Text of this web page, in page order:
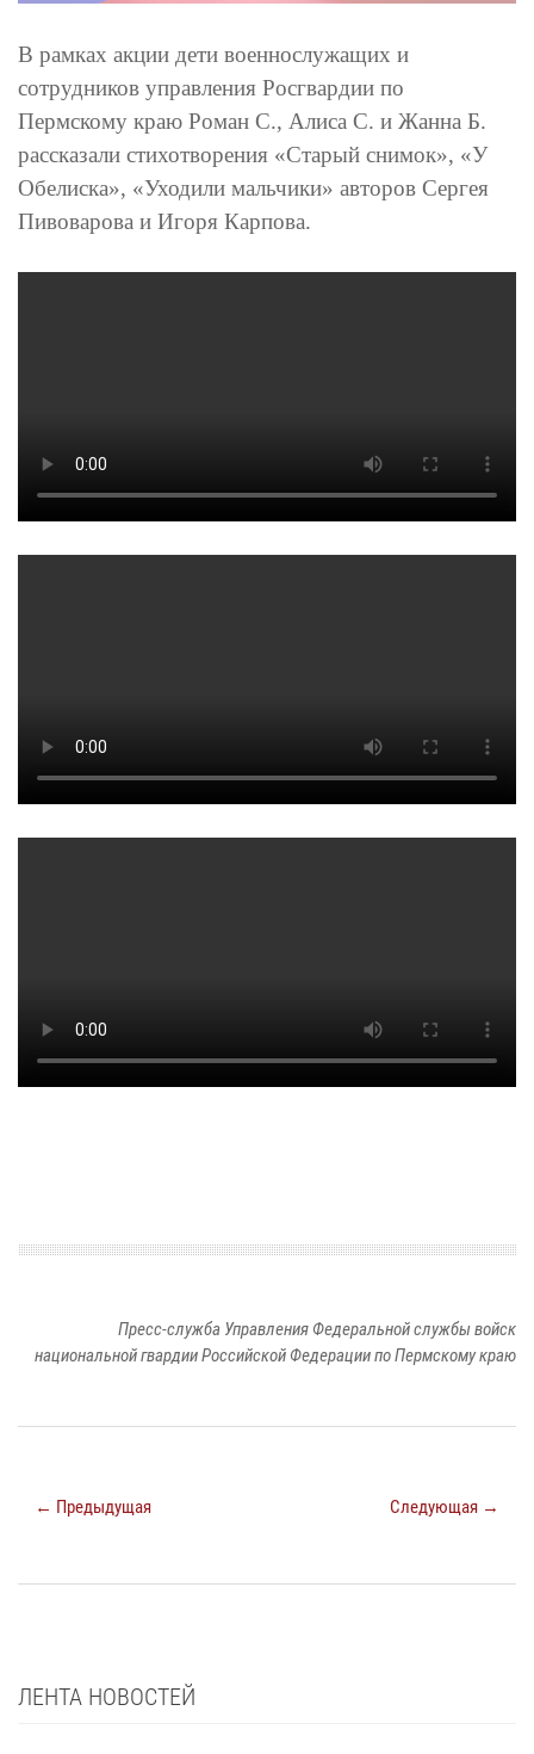
В рамках акции дети военнослужащих и
сотрудников управления Росгвардии по
Пермскому краю Роман С., Алиса С. и Жанна Б.
рассказали стихотворения «Старый снимок», «У
Обелиска», «Уходили мальчики» авторов Сергея
Пивоварова и Игоря Карпова.
Пресс-служба Управления Федеральной службы войск
национальной гвардии Российской Федерации по Пермскому краю
← Предыдущая Следующая →
ЛЕНТА НОВОСТЕЙ